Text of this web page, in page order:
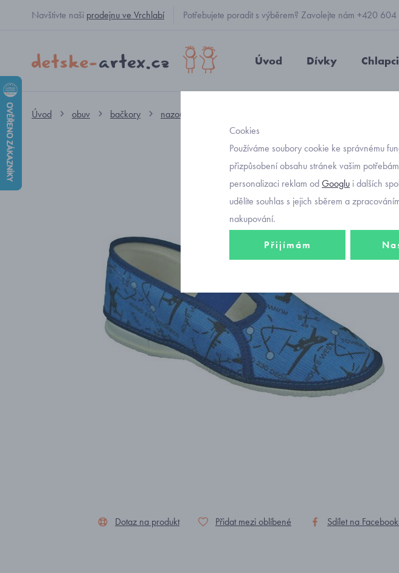
Navštivte naši prodejnu ve Vrchlabí Potřebujete poradit s výběrem? Zavolejte nám +420
Úvod Dívky Chlapci
Úvod obuv bačkory nazouvací HP Čechtín
Dotaz na produkt Přidat mezi oblíbené Sdílet na
Cookies
Používáme soubory cookie ke správnému
přizpůsobení obsahu stránek vašim
personalizaci reklam odGooglu i dalších
udělíte souhlas s jejich sběrem a
nakupování.
Přijímám